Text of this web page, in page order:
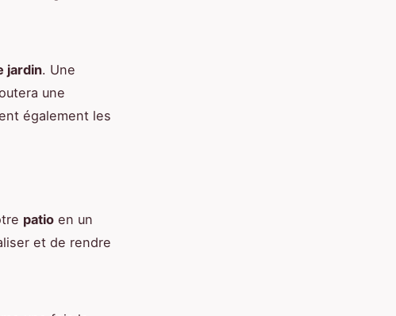
jardin. Une
une
également les
patio en un
et de rendre